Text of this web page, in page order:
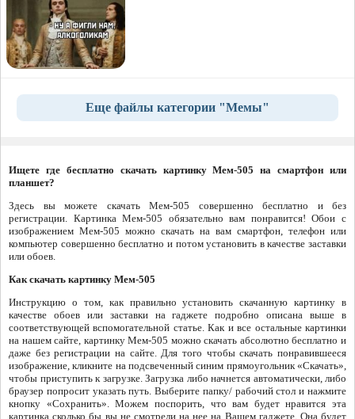
Еще файлы категории "Мемы"
Ищете где бесплатно скачать картинку Мем-505 на смартфон или
планшет?
Здесь вы можете скачать Мем-505 совершенно бесплатно и без
регистрации. Картинка Мем-505 обязательно вам понравится! Обои с
изображением Мем-505 можно скачать на вам смартфон, телефон или
компьютер совершенно бесплатно и потом установить в качестве заставки
или обоев.
Как скачать картинку Мем-505
Инструкцию о том, как правильно установить скачанную картинку в
качестве обоев или заставки на гаджете подробно описана выше в
соответствующей вспомогательной статье. Как и все остальные картинки
на нашем сайте, картинку Мем-505 можно скачать абсолютно бесплатно и
даже без регистрации на сайте. Для того чтобы скачать понравившееся
изображение, кликните на подсвеченный синим прямоугольник «Скачать»,
чтобы приступить к загрузке. Загрузка либо начнется автоматически, либо
браузер попросит указать путь. Выберите папку/ рабочий стол и нажмите
кнопку «Сохранить». Можем поспорить, что вам будет нравится эта
картинка сколько бы вы не смотрели на нее на Вашем гаджете. Она будет